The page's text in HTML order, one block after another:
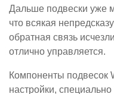
Дальше подвески уже
что всякая
обратная связь
отлично управляется.
Компоненты подвесок
настройки,